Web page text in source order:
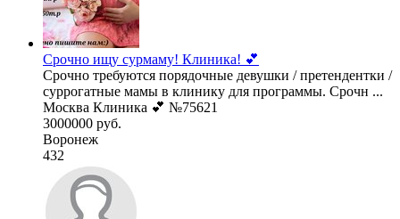
Срочно ищу сурмаму! Клиника! 💕
Срочно требуются порядочные девушки / претендентки /
суррогатные мамы в клинику для программы. Срочн ...
Москва Клиника 💕 №75621
3000000 руб.
Воронеж
432